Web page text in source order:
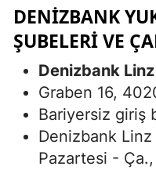
DENIZBANK
ŞUBELERI VE
Denizbank
Graben 16,
Bariyersiz giriş
Denizbank Linz
Pazartesi -